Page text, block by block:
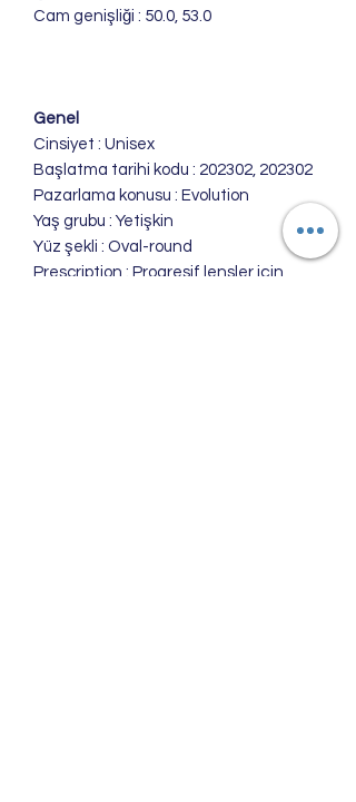
Cam genişliği : 50.0, 53.0
Genel
Cinsiyet : Unisex
Başlatma tarihi kodu : 202302, 202302
Pazarlama konusu : Evolution
Yaş grubu : Yetişkin
Yüz şekli : Oval-round
Prescription : Progresif lensler için